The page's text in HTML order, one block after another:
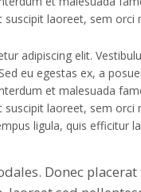
laoreet, sem
adipiscing elit.
eu egestas ex, a
et malesuada
laoreet, sem
ligula, quis efficitur
Donec